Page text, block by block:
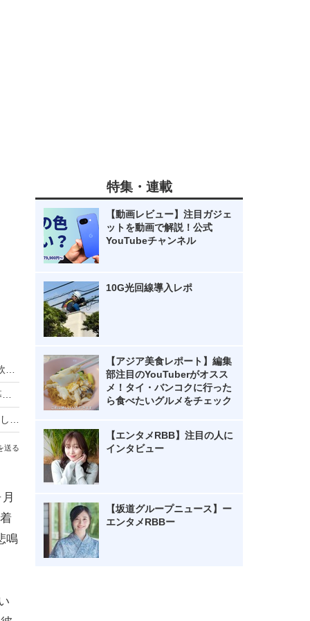
送る
鳴
特集・連載
【動画レビュー】注目ガジェ
ットを動画で解説！公式
YouTubeチャンネル
10G光回線導入レポ
【アジア美食レポート】編集
部注目のYouTuberがオスス
メ！タイ・バンコクに行った
ら食べたいグルメをチェック
【エンタメRBB】注目の人に
インタビュー
【坂道グループニュース】ー
エンタメRBBー